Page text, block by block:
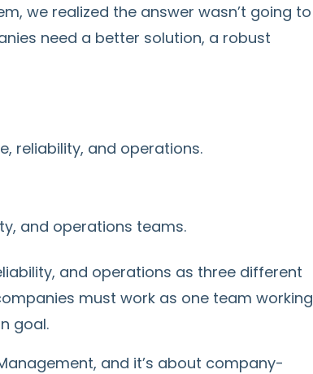
we realized the answer wasn’t going to
need a better solution, a robust
reliability, and operations.
and operations teams.
and operations as three different
must work as one team working
goal.
and it’s about company-